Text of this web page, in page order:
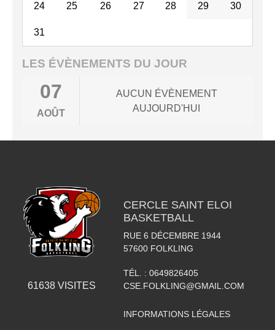
24 25 26 27 28 29 30
31
LES ÉVÈNEMENTS DU JOUR
07
AOÛT
AUCUN ÉVÈNEMENT
AUJOURD'HUI
61638VISITES
CERCLE SAINT ELOI
BASKETBALL
RUE 6 DÉCEMBRE 1944
57600 FOLKLING
TÉL. : 0649826405
CSE.FOLKLING@GMAIL.COM
INFORMATIONS LÉGALES